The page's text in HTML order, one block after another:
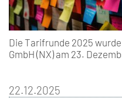
Die Tarifrunde 2025
GmbH (NX) am 23.
22.12.2025